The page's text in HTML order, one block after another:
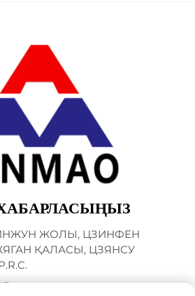
ЖОЛЫ, ЦЗИНФЕН
ҚАЛАСЫ, ЦЗЯНСУ